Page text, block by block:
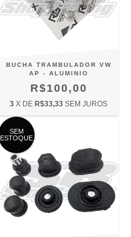
BUCHA TRAMBULADOR VW
AP - ALUMINIO
R$100,00
3 X DE R$33,33 SEM JUROS
SEM
ESTOQUE